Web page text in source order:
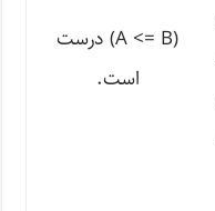
(A <= B) درست
است.